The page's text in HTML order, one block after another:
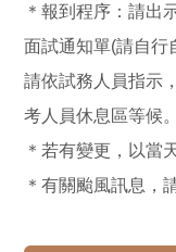
＊報到程序：請出
面試通知單(請自行
請依試務人員指示
考人員休息區等候。
＊若有變更，以當
＊有關颱風訊息，